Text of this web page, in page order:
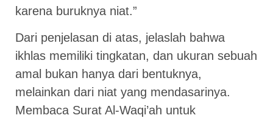
karena buruknya niat.”
Dari penjelasan di atas, jelaslah bahwa
ikhlas memiliki tingkatan, dan ukuran sebuah
amal bukan hanya dari bentuknya,
melainkan dari niat yang mendasarinya.
Membaca Surat Al-Waqi’ah untuk